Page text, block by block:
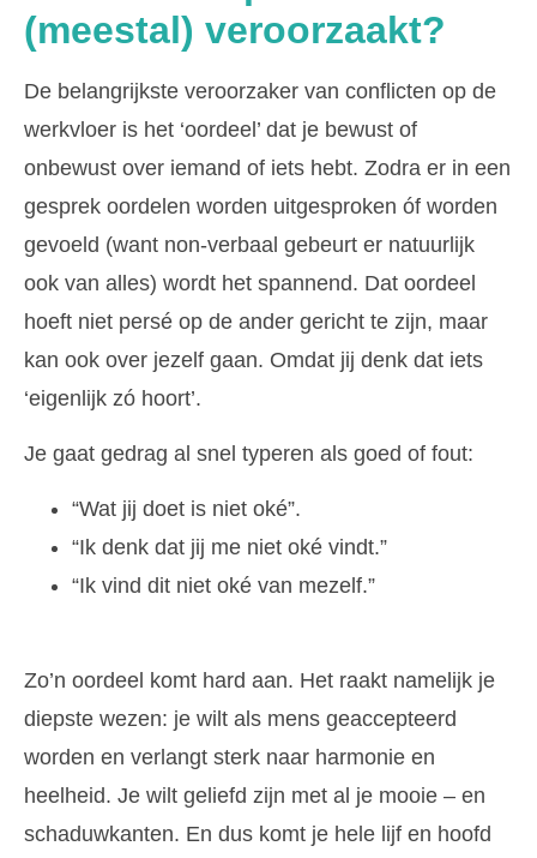
(meestal) veroorzaakt?
De belangrijkste veroorzaker van conflicten op de
werkvloer is het ‘oordeel’ dat je bewust of
onbewust over iemand of iets hebt. Zodra er in een
gesprek oordelen worden uitgesproken óf worden
gevoeld (want non-verbaal gebeurt er natuurlijk
ook van alles) wordt het spannend. Dat oordeel
hoeft niet persé op de ander gericht te zijn, maar
kan ook over jezelf gaan. Omdat jij denk dat iets
‘eigenlijk zó hoort’.
Je gaat gedrag al snel typeren als goed of fout:
“Wat jij doet is niet oké”.
“Ik denk dat jij me niet oké vindt.”
“Ik vind dit niet oké van mezelf.”
Zo’n oordeel komt hard aan. Het raakt namelijk je
diepste wezen: je wilt als mens geaccepteerd
worden en verlangt sterk naar harmonie en
heelheid. Je wilt geliefd zijn met al je mooie – en
schaduwkanten. En dus komt je hele lijf en hoofd